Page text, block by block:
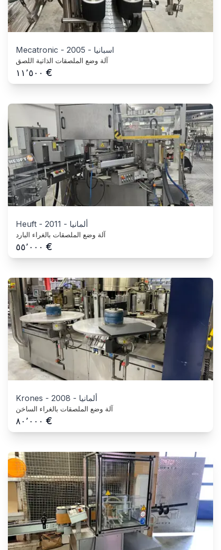
Mecatronic - 2005 - اسبانيا
آلة وضع الملصقات الذاتية اللصق
١١٬٥٠٠ €
Heuft - 2011 - ألمانيا
آلة وضع الملصقات بالغراء البارد
٥٥٬٠٠٠ €
Krones - 2008 - ألمانيا
آلة وضع الملصقات بالغراء الساخن
٨٠٬٠٠٠ €